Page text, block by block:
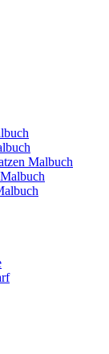
Malbuch